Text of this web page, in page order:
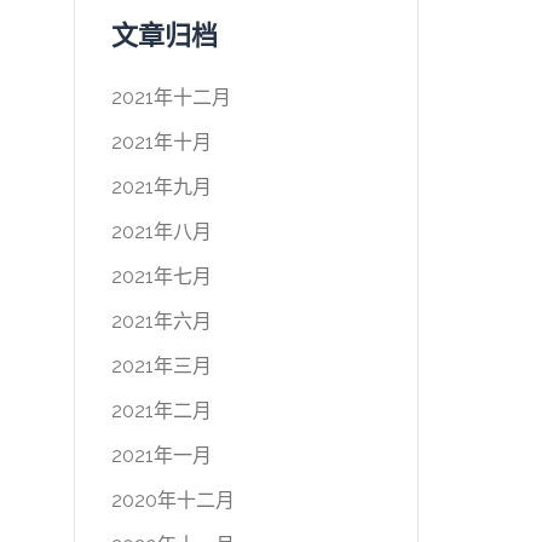
文章归档
2021年十二月
2021年十月
2021年九月
2021年八月
2021年七月
2021年六月
2021年三月
2021年二月
2021年一月
2020年十二月